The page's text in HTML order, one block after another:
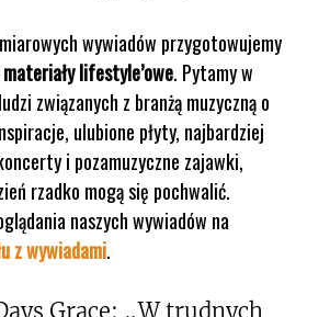
wywiadów przygotowujemy
lifestyle’owe. Pytamy w
związanych z branżą muzyczną o
ulubione płyty, najbardziej
i pozamuzyczne zajawki,
rzadko mogą się pochwalić.
naszych wywiadów na
z wywiadami.